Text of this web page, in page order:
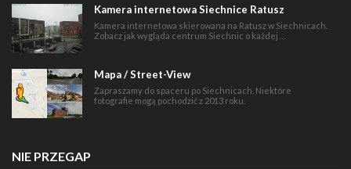
Kamera internetowa Siechnice Ratusz
Kamera internetowa skierowana na Ratusz w Siechnicach.
Zobacz jak wygląda centrum Siechnic o każdej …
Mapa / Street-View
Zapraszamy do spaceru po Siechnicach. Niektóre
fotografie mogą pochodzić z 2013 roku.
NIE PRZEGAP